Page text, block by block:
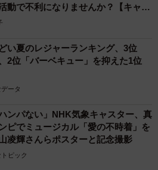
動で不利になりませんか？【キャリ
ラーが解説】
い夏のレジャーランキング、3位
2位「バーベキュー」を抑えた1位
ータ
ハンパない」NHK気象キャスター、真
ピでミュージカル「愛の不時着」を
輝さんらポスターと記念撮影
トピック